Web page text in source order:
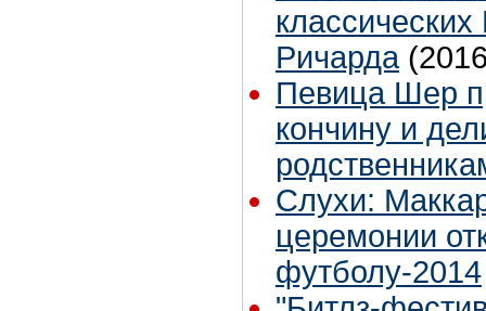
классических
Ричарда
Певица Шер
кончину и
Слухи:
церемонии
футболу-2014